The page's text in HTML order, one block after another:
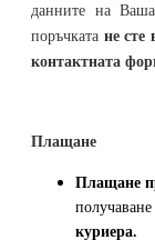
данните на
поръчката не сте
контактната
Плащане
Плащане
куриера.